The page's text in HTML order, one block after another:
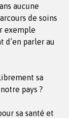
aucune
de soins
exemple
d’en parler au
sa
pays ?
sa santé et